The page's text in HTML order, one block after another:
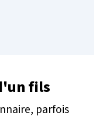
fils
parfois